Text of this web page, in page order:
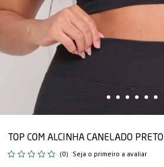
TOP COM ALCINHA CANELADO PRETO
(0) Seja o primeiro a avaliar